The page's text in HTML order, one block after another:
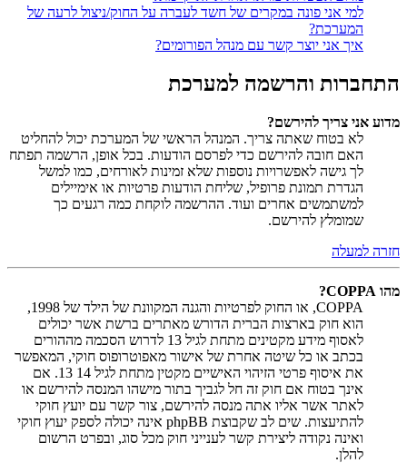
למי אני פונה במקרים של חשד לעברה על החוק/ניצול לרעה של
המערכת?
איך אני יוצר קשר עם מנהל הפורומים?
התחברות והרשמה למערכת
מדוע אני צריך להירשם?
לא בטוח שאתה צריך. המנהל הראשי של המערכת יכול להחליט
האם חובה להירשם כדי לפרסם הודעות. בכל אופן, הרשמה תפתח
לך גישה לאפשרויות נוספות שלא זמינות לאורחים, כמו למשל
הגדרת תמונת פרופיל, שליחת הודעות פרטיות או אימיילים
למשתמשים אחרים ועוד. ההרשמה לוקחת כמה רגעים כך
שמומלץ להירשם.
חזרה למעלה
מהו COPPA?
COPPA, או החוק לפרטיות והגנה המקוונת של הילד של 1998,
הוא חוק בארצות הברית הדורש מאתרים ברשת אשר יכולים
לאסוף מידע מקטינים מתחת לגיל 13 לדרוש הסכמה מההורים
בכתב או כל שיטה אחרת של אישור מאפוטרופוס חוקי, המאפשר
את איסוף פרטי הזיהוי האישיים מקטין מתחת לגיל 14 13. אם
אינך בטוח אם חוק זה חל לגביך בתור מישהו המנסה להירשם או
לאתר אשר אליו אתה מנסה להירשם, צור קשר עם יועץ חוקי
להתיעצות. שים לב שקבוצת phpBB אינה יכולה לספק יעוץ חוקי
ואינה נקודה ליצירת קשר לענייני חוק מכל סוג, ובפרט הרשום
להלן.